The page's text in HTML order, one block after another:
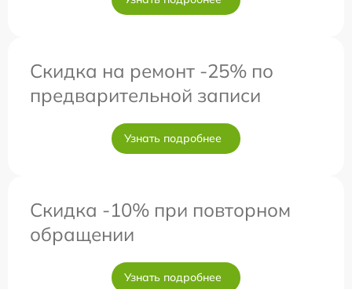
Скидка на ремонт -25% по
предварительной записи
Узнать подробнее
Скидка -10% при повторном
обращении
Узнать подробнее